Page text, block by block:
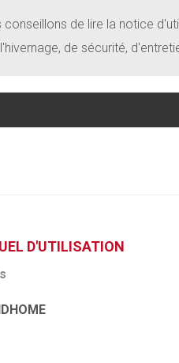
de lire la notice
de sécurité,
D'UTILISATION